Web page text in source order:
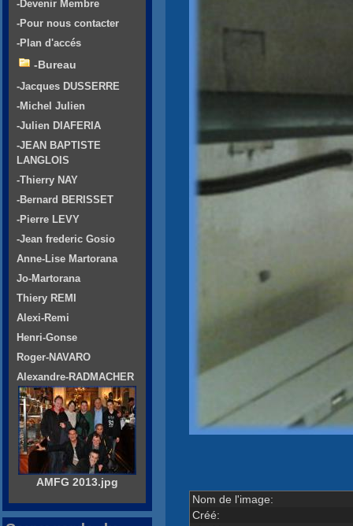
Nom de l'image:
Créé:
-Devenir Membre
-Pour nous contacter
-Plan d'accés
-Bureau
-Jacques DUSSERRE
-Michel Julien
-Julien DIAFERIA
-JEAN BAPTISTE
LANGLOIS
-Thierry NAY
-Bernard BERISSET
-Pierre LEVY
-Jean frederic Gosio
Anne-Lise Martorana
Jo-Martorana
Thiery REMI
Alexi-Remi
Henri-Gonse
Roger-NAVARO
Alexandre-RADMACHER
AMFG 2013.jpg